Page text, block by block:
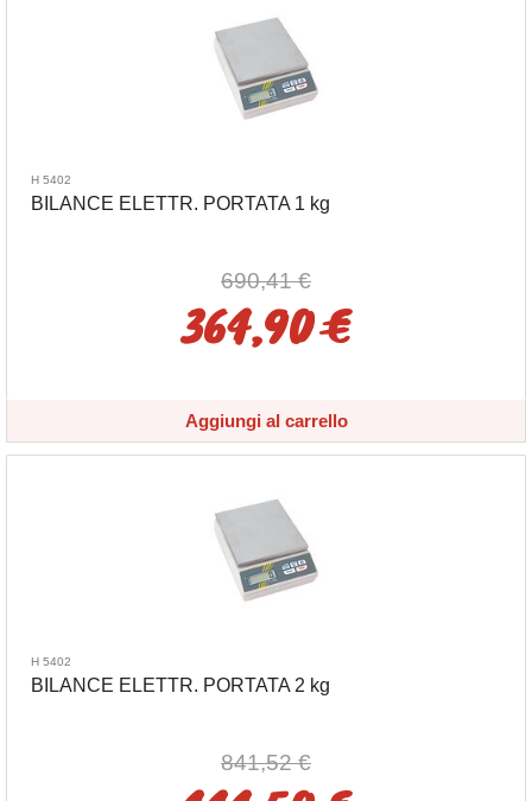
H 5402
BILANCE ELETTR. PORTATA 1 kg
690,41 €
364,90 €
Aggiungi al carrello
H 5402
BILANCE ELETTR. PORTATA 2 kg
841,52 €